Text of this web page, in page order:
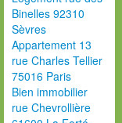
Binelles 92310
Sèvres
Appartement 13
rue Charles Tellier
75016 Paris
Bien immobilier
rue Chevrollière